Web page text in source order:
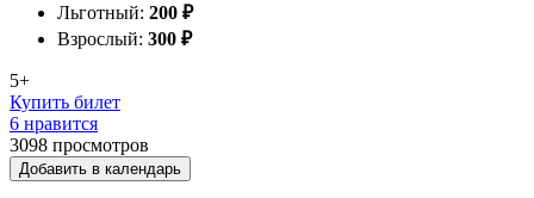
Льготный: 200 ₽
Взрослый: 300 ₽
5+
Купить билет
6 нравится
3098 просмотров
Добавить в календарь